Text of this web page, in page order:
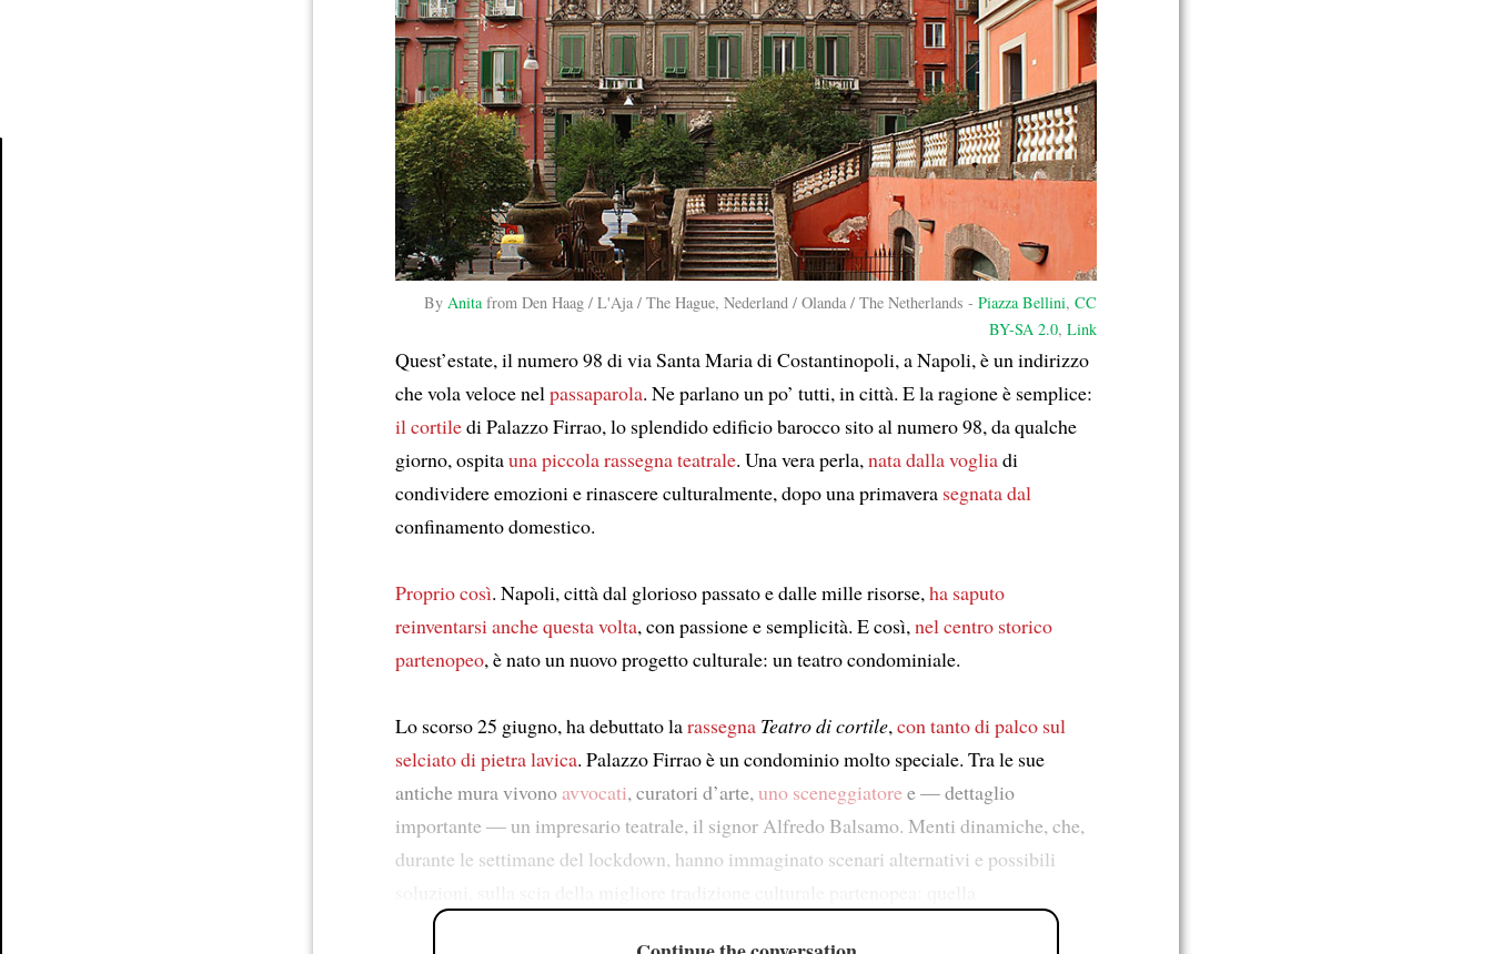
By Anita from Den Haag / L'Aja / The Hague, Nederland / Olanda / The Netherlands - Piazza Bellini, CC
BY-SA 2.0, Link
Quest’estate, il numero 98 di via Santa Maria di Costantinopoli, a Napoli, è un indirizzo
che vola veloce nel passaparola. Ne parlano un po’ tutti, in città. E la ragione è semplice:
il cortiledi Palazzo Firrao, lo splendido edificio barocco sito al numero 98, da qualche
giorno, ospitauna piccola rassegna teatrale. Una vera perla, nata dalla vogliadi
condividere emozioni e rinascere culturalmente, dopo una primavera segnata dal
confinamento domestico.
Proprio così. Napoli, città dal glorioso passato e dalle mille risorse, ha saputo
reinventarsi anche questa volta, con passione e semplicità. E così, nel centro storico
partenopeo, è nato un nuovo progetto culturale: un teatro condominiale.
Lo scorso 25 giugno, ha debuttato larassegna Teatro di cortile, con tanto di palco sul
selciato di pietra lavica. Palazzo Firrao è un condominio molto speciale. Tra le sue
antiche mura vivonoavvocati, curatori d’arte, uno sceneggiatoree — dettaglio
importante — un impresario teatrale, il signor Alfredo Balsamo. Menti dinamiche, che,
durante le settimane del lockdown, hanno immaginato scenari alternativi e possibili